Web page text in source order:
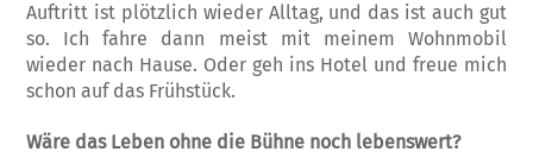
Auftritt ist plötzlich wieder Alltag, und das ist auch gut
so. Ich fahre dann meist mit meinem Wohnmobil
wieder nach Hause. Oder geh ins Hotel und freue mich
schon auf das Frühstück.
Wäre das Leben ohne die Bühne noch lebenswert?